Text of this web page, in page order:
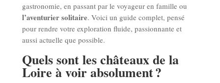
gastronomie, en passant par le voyageur en famille ou
l’aventurier solitaire. Voici un guide complet, pensé
pour rendre votre exploration fluide, passionnante et
aussi actuelle que possible.
Quels sont les châteaux de la
Loire à voir absolument ?